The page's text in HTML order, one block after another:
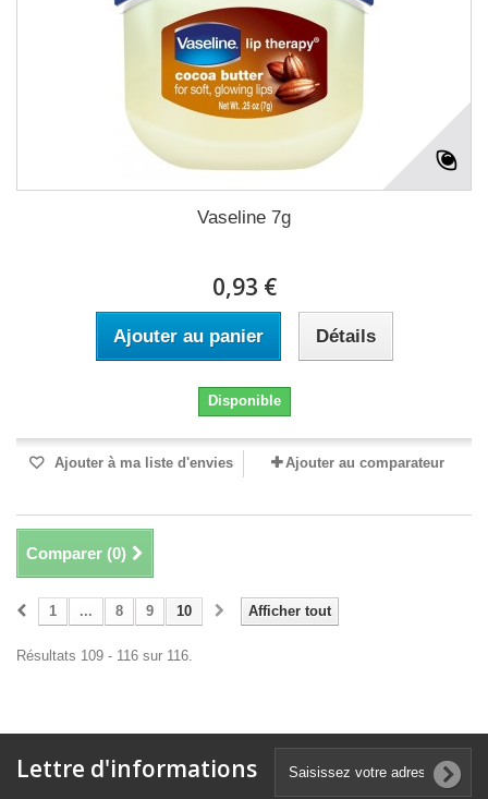
Vaseline 7g
0,93 €
Ajouter au panier Détails
Disponible
Ajouter à ma liste d'envies Ajouter au comparateur
Comparer (0)
Afficher tout
1 ... 8 9 10
Résultats 109 - 116 sur 116.
Lettre d'informations